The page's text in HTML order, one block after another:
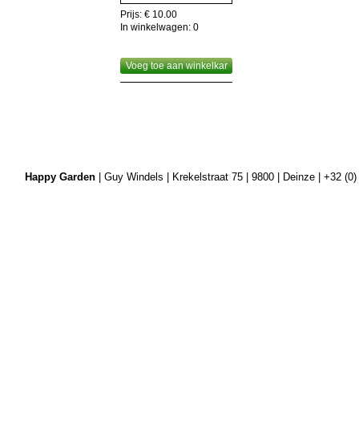
Nuttig om weten,de gehele plant is eetbaar,dus
recyclage!
Prijs: € 10.00
In winkelwagen: 0
Voeg toe aan winkelkar
Happy Garden| Guy Windels | Krekelstraat 75 | 9800 | Deinze | +32